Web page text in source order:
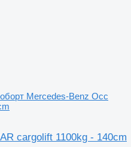
Mercedes-Benz Occ
cargolift 1100kg - 140cm